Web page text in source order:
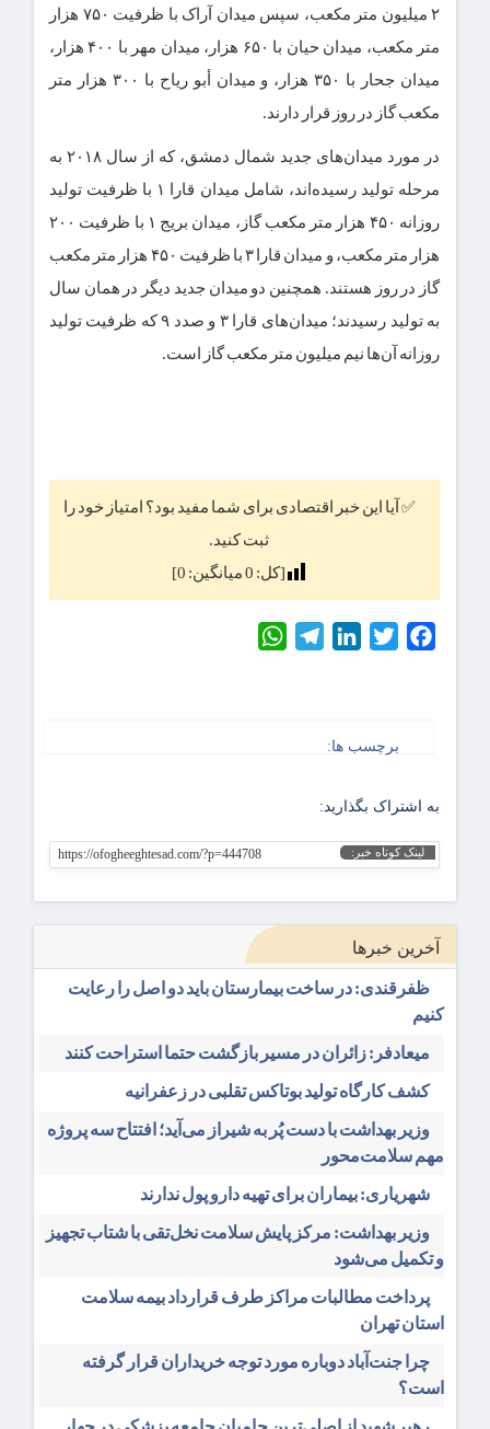
۲ میلیون متر مکعب، سپس میدان آراک با ظرفیت ۷۵۰ هزار
متر مکعب، میدان حیان با ۶۵۰ هزار، میدان مهر با ۴۰۰ هزار،
میدان جحار با ۳۵۰ هزار، و میدان أبو ریاح با ۳۰۰ هزار متر
مکعب گاز در روز قرار دارند.
در مورد میدان‌های جدید شمال دمشق، که از سال ۲۰۱۸ به
مرحله تولید رسیده‌اند، شامل میدان قارا ۱ با ظرفیت تولید
روزانه ۴۵۰ هزار متر مکعب گاز، میدان بریج ۱ با ظرفیت ۲۰۰
هزار متر مکعب، و میدان قارا ۳ با ظرفیت ۴۵۰ هزار متر مکعب
گاز در روز هستند. همچنین دو میدان جدید دیگر در همان سال
به تولید رسیدند؛ میدان‌های قارا ۳ و صدد ۹ که ظرفیت تولید
روزانه آن‌ها نیم میلیون متر مکعب گاز است.
✅ آیا این خبر اقتصادی برای شما مفید بود؟ امتیاز خود را
ثبت کنید.
[کل: 0میانگین: 0
]
Facebook
Twitter
LinkedIn
Telegram
برچسب ها:
به اشتراک بگذارید:
لینک کوتاه خبر: https://ofogheeghtesad.com/?p=444708
آخرین خبرها
ظفرقندی: در ساخت بیمارستان باید دو اصل را رعایت
کنیم
میعادفر: زائران در مسیر بازگشت حتما استراحت کنند
کشف کارگاه تولید بوتاکس تقلبی در زعفرانیه
وزیر بهداشت با دست پُر به شیراز می‌آید؛ افتتاح سه پروژه
مهم سلامت‌محور
شهریاری: بیماران برای تهیه دارو پول ندارند
وزیر بهداشت: مرکز پایش سلامت نخل‌تقی با شتاب تجهیز
و تکمیل می‌شود
پرداخت مطالبات مراکز طرف قرارداد بیمه سلامت
استان تهران
چرا جنت‌آباد دوباره مورد توجه خریداران قرار گرفته
است؟